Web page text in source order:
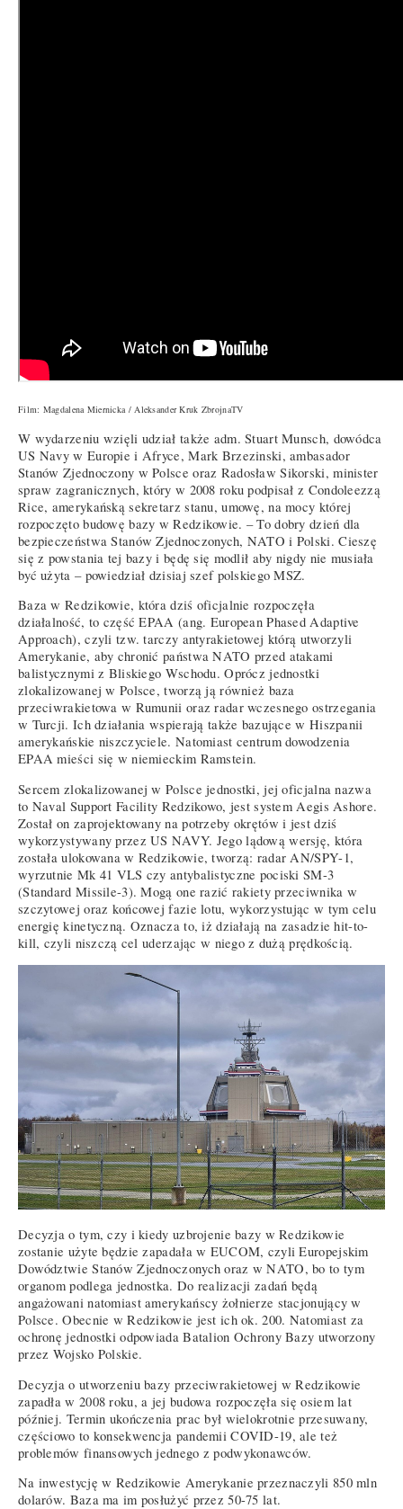
Film: Magdalena Miernicka / Aleksander Kruk ZbrojnaTV
W wydarzeniu wzięli udział także adm. Stuart Munsch, dowódca
US Navy w Europie i Afryce, Mark Brzezinski, ambasador
Stanów Zjednoczony w Polsce oraz Radosław Sikorski, minister
spraw zagranicznych, który w 2008 roku podpisał z Condoleezzą
Rice, amerykańską sekretarz stanu, umowę, na mocy której
rozpoczęto budowę bazy w Redzikowie. – To dobry dzień dla
bezpieczeństwa Stanów Zjednoczonych, NATO i Polski. Cieszę
się z powstania tej bazy i będę się modlił aby nigdy nie musiała
być użyta – powiedział dzisiaj szef polskiego MSZ.
Baza w Redzikowie, która dziś oficjalnie rozpoczęła
działalność, to część EPAA (ang. European Phased Adaptive
Approach), czyli tzw. tarczy antyrakietowej którą utworzyli
Amerykanie, aby chronić państwa NATO przed atakami
balistycznymi z Bliskiego Wschodu. Oprócz jednostki
zlokalizowanej w Polsce, tworzą ją również baza
przeciwrakietowa w Rumunii oraz radar wczesnego ostrzegania
w Turcji. Ich działania wspierają także bazujące w Hiszpanii
amerykańskie niszczyciele. Natomiast centrum dowodzenia
EPAA mieści się w niemieckim Ramstein.
Sercem zlokalizowanej w Polsce jednostki, jej oficjalna nazwa
to Naval Support Facility Redzikowo, jest system Aegis Ashore.
Został on zaprojektowany na potrzeby okrętów i jest dziś
wykorzystywany przez US NAVY. Jego lądową wersję, która
została ulokowana w Redzikowie, tworzą: radar AN/SPY-1,
wyrzutnie Mk 41 VLS czy antybalistyczne pociski SM-3
(Standard Missile-3). Mogą one razić rakiety przeciwnika w
szczytowej oraz końcowej fazie lotu, wykorzystując w tym celu
energię kinetyczną. Oznacza to, iż działają na zasadzie hit-to-
kill, czyli niszczą cel uderzając w niego z dużą prędkością.
Decyzja o tym, czy i kiedy uzbrojenie bazy w Redzikowie
zostanie użyte będzie zapadała w EUCOM, czyli Europejskim
Dowództwie Stanów Zjednoczonych oraz w NATO, bo to tym
organom podlega jednostka. Do realizacji zadań będą
angażowani natomiast amerykańscy żołnierze stacjonujący w
Polsce. Obecnie w Redzikowie jest ich ok. 200. Natomiast za
ochronę jednostki odpowiada Batalion Ochrony Bazy utworzony
przez Wojsko Polskie.
Decyzja o utworzeniu bazy przeciwrakietowej w Redzikowie
zapadła w 2008 roku, a jej budowa rozpoczęła się osiem lat
później. Termin ukończenia prac był wielokrotnie przesuwany,
częściowo to konsekwencja pandemii COVID-19, ale też
problemów finansowych jednego z podwykonawców.
Na inwestycję w Redzikowie Amerykanie przeznaczyli 850 mln
dolarów. Baza ma im posłużyć przez 50-75 lat.